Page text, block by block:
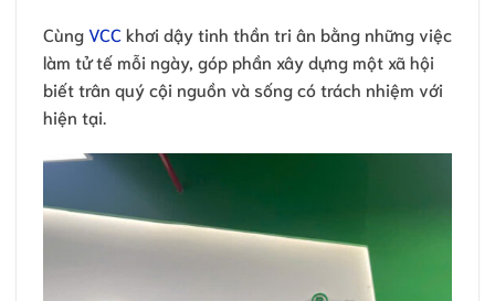
Cùng VCC khơi dậy tinh thần tri ân bằng những việc
làm tử tế mỗi ngày, góp phần xây dựng một xã hội
biết trân quý cội nguồn và sống có trách nhiệm với
hiện tại.